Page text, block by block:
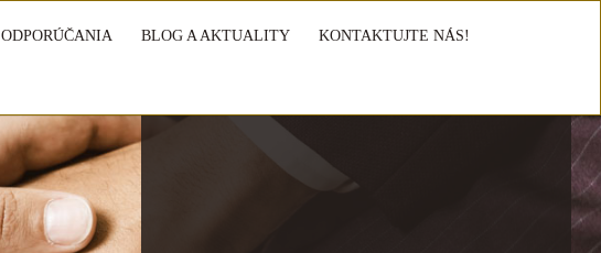
ODPORÚČANIA BLOG A AKTUALITY KONTAKTUJTE NÁS!